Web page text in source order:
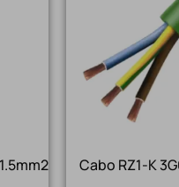
Cabo RZ1-K